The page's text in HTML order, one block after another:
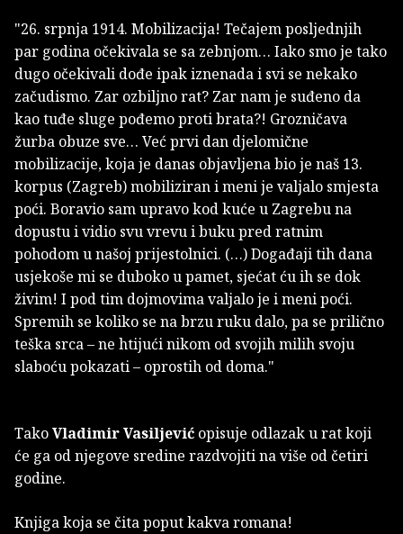
"26. srpnja 1914. Mobilizacija! Tečajem posljednjih
par godina očekivala se sa zebnjom… Iako smo je tako
dugo očekivali dođe ipak iznenada i svi se nekako
začudismo. Zar ozbiljno rat? Zar nam je suđeno da
kao tuđe sluge pođemo proti brata?! Grozničava
žurba obuze sve… Već prvi dan djelomične
mobilizacije, koja je danas objavljena bio je naš 13.
korpus (Zagreb) mobiliziran i meni je valjalo smjesta
poći. Boravio sam upravo kod kuće u Zagrebu na
dopustu i vidio svu vrevu i buku pred ratnim
pohodom u našoj prijestolnici. (…) Događaji tih dana
usjekoše mi se duboko u pamet, sjećat ću ih se dok
živim! I pod tim dojmovima valjalo je i meni poći.
Spremih se koliko se na brzu ruku dalo, pa se prilično
teška srca – ne htijući nikom od svojih milih svoju
slaboću pokazati – oprostih od doma."
TakoVladimir Vasiljević opisuje odlazak u rat koji
će ga od njegove sredine razdvojiti na više od četiri
godine.
Knjiga koja se čita poput kakva romana!